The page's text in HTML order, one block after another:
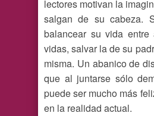
lectores motivan la
salgan de su cabeza.
balancear su vida entre
vidas, salvar la de su
misma. Un abanico de
que al juntarse sólo
puede ser mucho más
en la realidad actual.